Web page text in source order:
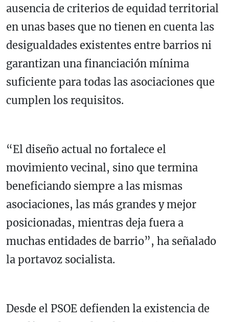
ausencia de criterios de equidad territorial
en unas bases que no tienen en cuenta las
desigualdades existentes entre barrios ni
garantizan una financiación mínima
suficiente para todas las asociaciones que
cumplen los requisitos.
“El diseño actual no fortalece el
movimiento vecinal, sino que termina
beneficiando siempre a las mismas
asociaciones, las más grandes y mejor
posicionadas, mientras deja fuera a
muchas entidades de barrio”, ha señalado
la portavoz socialista.
Desde el PSOE defienden la existencia de